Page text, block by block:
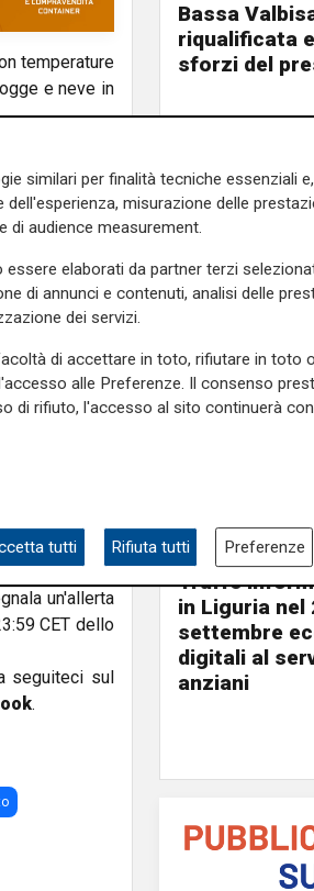
temperature
e neve in
su tutta la
di nebbia
e al primo
da qualche
un lieve
tra gli 8°C e i
sui settori
estremi di
interno, con
sono attese
dai 500-600
temperature
soffieranno
altrove. Il
un'allerta
CET dello
seguiteci sul
.
Bassa
riqualificata
sforzi del
Pericolo digitale
Truffe
in Liguria nel
settembre
digitali al
anziani
similari per finalità tecniche essenziali
misurazione delle
di audience measurement.
elaborati da partner terzi
di annunci e contenuti, analisi delle
dei servizi.
di accettare in toto, rifiutare in toto
alle Preferenze. Il consenso
di rifiuto, l'accesso al sito continuerà
tutti Rifiuta tutti Preferenze